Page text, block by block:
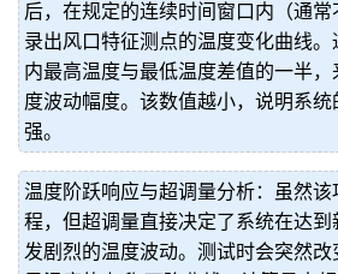
后，在规定的连续时间窗口内（通
录出风口特征测点的温度变化曲线。
内最高温度与最低温度差值的一半
度波动幅度。该数值越小，说明系
强。
温度阶跃响应与超调量分析：虽然
程，但超调量直接决定了系统在达到
发剧烈的温度波动。测试时会突然